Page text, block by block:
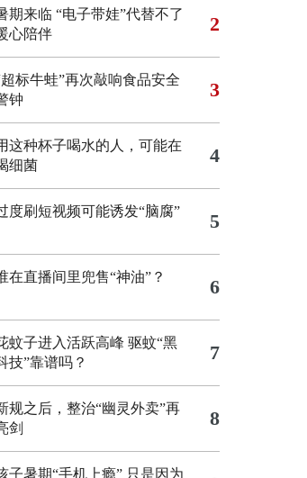
期来临 “电子带娃”代替不了
心陪伴
2
超标牛蛙”再次敲响食品安全
钟
3
这种杯子喝水的人，可能在
细菌
4
度刷短视频可能诱发“脑腐” 5
在直播间里兜售“神油”？ 6
蚊子进入活跃高峰 驱蚊“黑
技”靠谱吗？
7
规之后，整治“幽灵外卖”再
剑
8
子暑期“手机上瘾” 只是因为